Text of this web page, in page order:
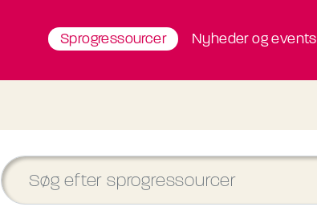
Sprogressourcer Nyheder og events